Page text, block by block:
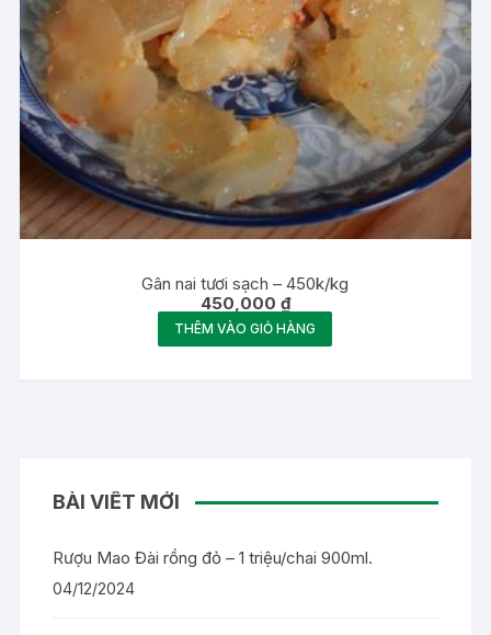
Gân nai tươi sạch – 450k/kg
450,000 ₫
THÊM VÀO GIỎ HÀNG
BÀI VIẾT MỚI
Rượu Mao Đài rồng đỏ – 1 triệu/chai 900ml.
04/12/2024